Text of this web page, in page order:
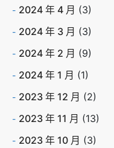
2024 年 4 月 (3)
2024 年 3 月 (3)
2024 年 2 月 (9)
2024 年 1 月 (1)
2023 年 12 月 (2)
2023 年 11 月 (13)
2023 年 10 月 (3)